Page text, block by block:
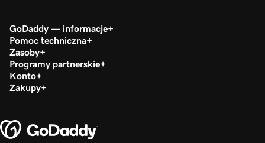
GoDaddy — informacje
Pomoc techniczna
Zasoby
Programy partnerskie
Konto
Zakupy